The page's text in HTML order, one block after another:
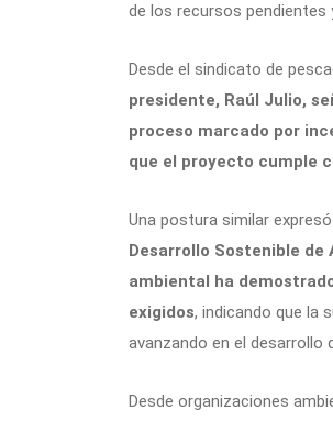
de los recursos
Desde el sindicato de
presidente, Raúl Julio,
proceso marcado por
que el proyecto cumple
Una postura similar
Desarrollo Sostenible de
ambiental ha
exigidos, indicando que la
avanzando en el desarrollo
Desde organizaciones